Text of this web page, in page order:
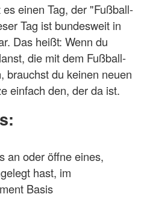
einen Tag, der "Fußball-
Tag ist bundesweit in
Das heißt: Wenn du
die mit dem Fußball-
brauchst du keinen neuen
einfach den, der da ist.
an oder öffne eines,
hast, im
Basis